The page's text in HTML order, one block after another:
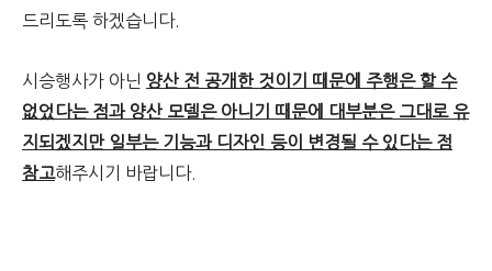
드리도록 하겠습니다.
시승행사가 아닌 양산 전 공개한 것이기 때문에 주행은 할 수
없었다는 점과 양산 모델은 아니기 때문에 대부분은 그대로 유
지되겠지만 일부는 기능과 디자인 등이 변경될 수 있다는 점
참고해주시기 바랍니다.